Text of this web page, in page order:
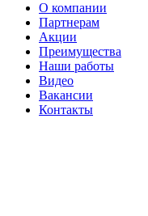
О компании
Партнерам
Акции
Преимущества
Наши работы
Видео
Вакансии
Контакты